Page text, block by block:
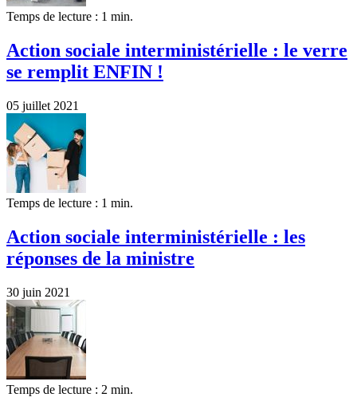
Temps de lecture : 1 min.
Action sociale interministérielle : le verre
se remplit ENFIN !
05 juillet 2021
Temps de lecture : 1 min.
Action sociale interministérielle : les
réponses de la ministre
30 juin 2021
Temps de lecture : 2 min.